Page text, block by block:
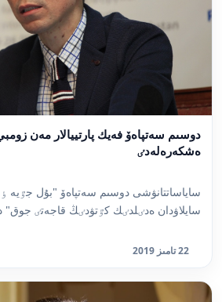
دوسىم سەتپاەۆ فەيك پارتييالار مەن
ەشكەرەلەدٸ
ساياساتتانۋشى دوسىم سەتپاەۆ "بۇل جٷيە
سايلاۋدان ەدٸلدٸك كٷتۋدٸڭ قاجەتٸ جوق"
22 تامىز 2019